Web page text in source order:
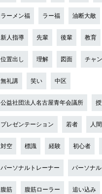
ラーメン福 ラー福 油断大敵
新人指導 先輩 後輩 教育
位置出し 理解 図面 チャ
無礼講 笑い 中区
公益社団法人名古屋青年会議所
プレゼンテーション 若者 人
対空 標識 経験 初心者
パーソナルトレーナー パーソナル
腹筋 腹筋ローラー 追い込み